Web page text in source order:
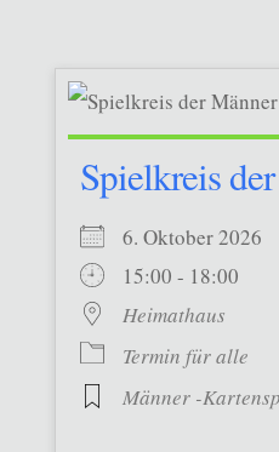
Spielkreis
6. Oktober 2026
15:00 - 18:00
Heimathaus
Termin für alle
Männer -